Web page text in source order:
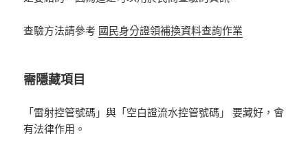
查驗方法請參考 國民身分證領補換資料查詢作業
需隱藏項目
「雷射控管號碼」與「空白證流水控管號碼」 要藏好，會
有法律作用。